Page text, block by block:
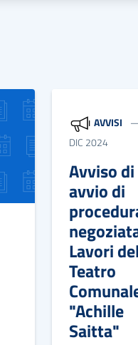
AVVISI
DIC 2024
Avviso di
avvio di
Lavori del
Teatro
"Achille
Saitta"